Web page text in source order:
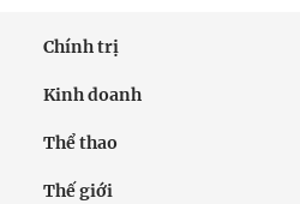
Chính trị
Kinh doanh
Thể thao
Thế giới